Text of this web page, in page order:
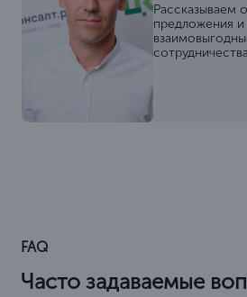
Рассказываем
предложения
FAQ
Часто задаваемые